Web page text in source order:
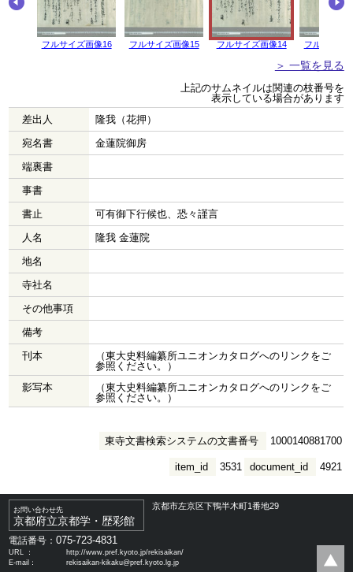
フルサイズ画像16 フルサイズ画像15 フルサイズ画像14 フルサイズ
＞ 一覧を見る
上記のサムネイルは関連の枝番号を
表示している場合があります
差出人
隆我（花押）
宛名書
金蓮院御房
端裏書
事書
書止
可有御下行候也、恐々謹言
人名
隆我 金蓮院
地名
寺社名
その他事項
備考
刊本
（東大史料編纂所ユニオンカタログへのリンクをご
参照ください。）
影写本
（東大史料編纂所ユニオンカタログへのリンクをご
参照ください。）
東寺文書検索システムの文書番号 1000140881700
document_id 4921
item_id 3531
お問い合わせ先
京都府立京都学・歴彩館
京都市左京区下鴨半木町1番地29
電話番号：075-723-4831
URL ：
http://www.pref.kyoto.jp/rekisaikan/
E-mail：
rekisaikan-kikaku@pref.kyoto.lg.jp